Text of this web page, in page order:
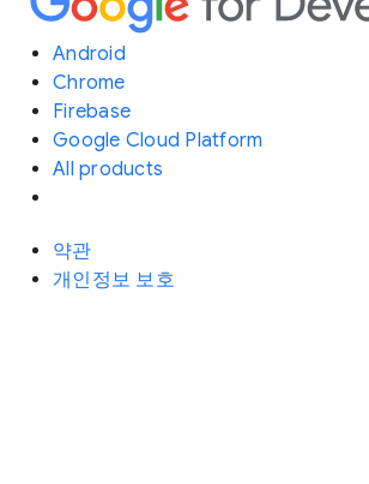
Android
Chrome
Firebase
Google Cloud Platform
All products
약관
개인정보 보호